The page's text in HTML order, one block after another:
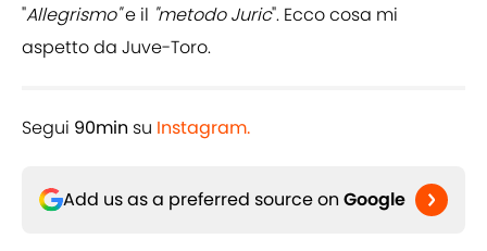
"Allegrismo"e il "metodo Juric". Ecco cosa mi
aspetto da Juve-Toro.
Segui 90min su Instagram.
Add us as a preferred source on Google